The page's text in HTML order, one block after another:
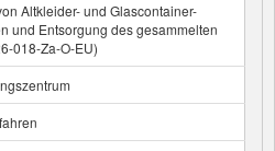
Altkleider- und Glascontainer-
und Entsorgung des gesammelten
018-Za-O-EU)